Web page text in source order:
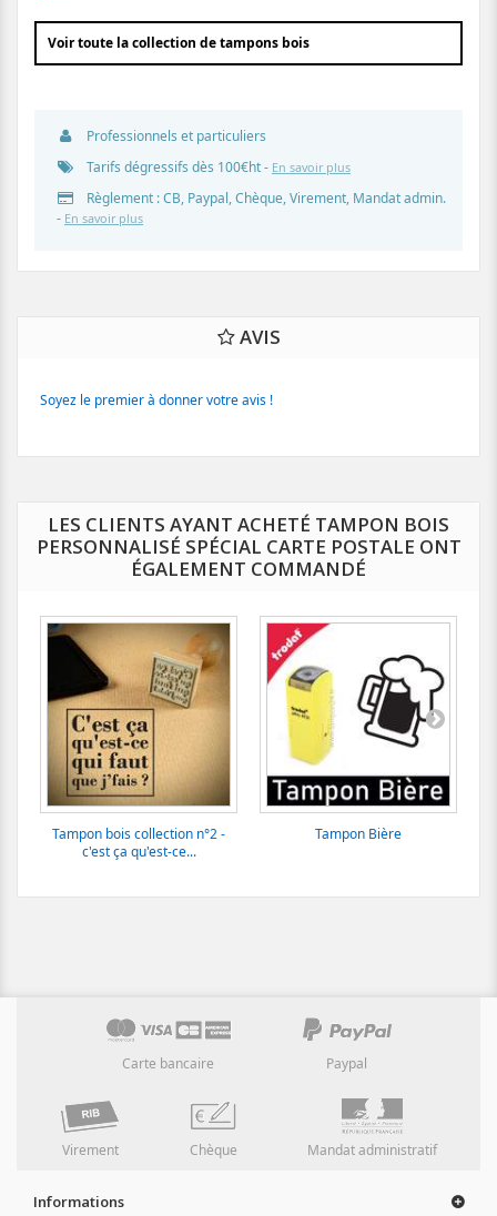
Voir toute la collection de tampons bois
Professionnels et particuliers
Tarifs dégressifs dès 100€ht - En savoir plus
Règlement : CB, Paypal, Chèque, Virement, Mandat admin.
- En savoir plus
AVIS
Soyez le premier à donner votre avis !
LES CLIENTS AYANT ACHETÉ TAMPON BOIS
PERSONNALISÉ SPÉCIAL CARTE POSTALE ONT
ÉGALEMENT COMMANDÉ
Tampon bois collection n°2 -
c'est ça qu'est-ce...
Tampon Bière
Carte bancaire Paypal
Virement Chèque Mandat administratif
Informations